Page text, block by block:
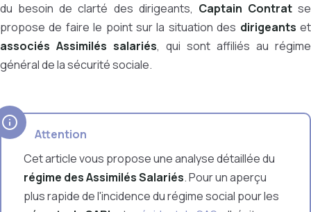
du besoin de clarté des dirigeants, Captain Contratse
propose de faire le point sur la situation des dirigeants et
associés Assimilés salariés, qui sont affiliés au régime
général de la sécurité sociale.
Attention
Cet article vous propose une analyse détaillée du
régime des Assimilés Salariés. Pour un aperçu
plus rapide de l'incidence du régime social pour les